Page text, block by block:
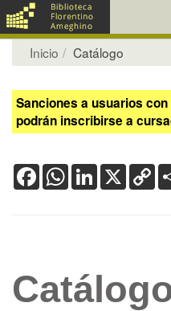
Inicio Catálogo
Sanciones a usuarios
podrán inscribirse a
FacebookWhatsApp
LinkedIn
X